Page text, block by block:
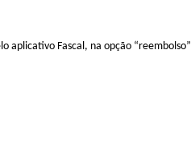
aplicativo Fascal , na opção